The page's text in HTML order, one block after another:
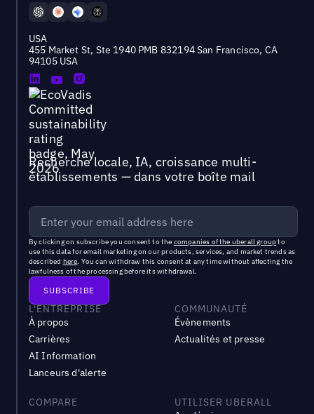
USA
455 Market St, Ste 1940 PMB 832194 San Francisco, CA
94105 USA
Recherche locale, IA, croissance multi-
établissements — dans votre boîte mail
By clicking on subscribe you consent to the companies of the uberall groupto
use this data for email marketing on our products, services, and market trends as
described here. You can withdraw this consent at any time without affecting the
lawfulness of the processing before its withdrawal.
L'ENTREPRISE
À propos
Carrières
AI Information
Lanceurs d'alerte
COMMUNAUTÉ
Évènements
Actualités et presse
COMPARE
UTILISER UBERALL